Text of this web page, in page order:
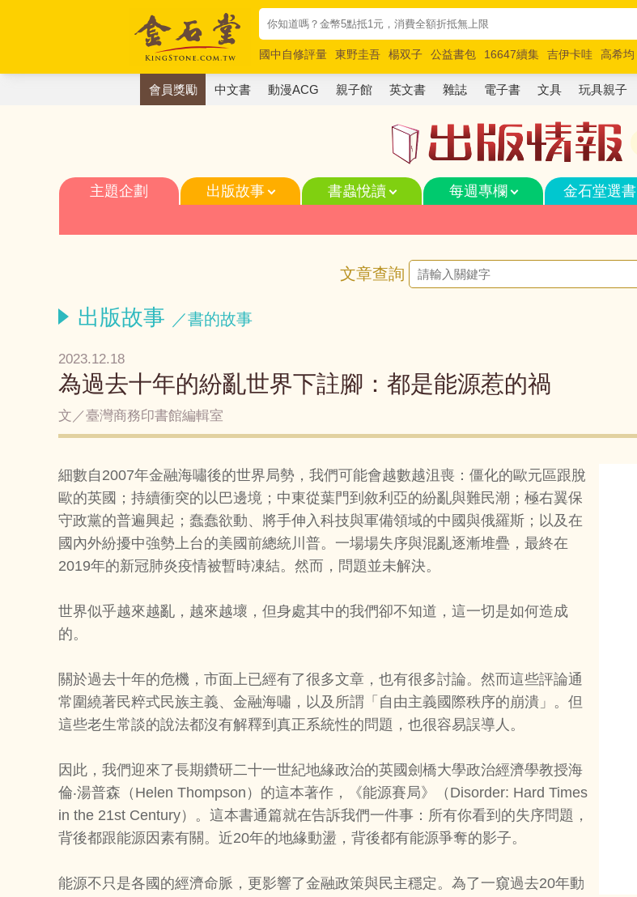
國中自修評量 東野圭吾 楊双子 公益書包 16647續集 吉伊卡哇 高希均
唯紅花綻放
奧德賽 路邊攤新作 馬斯克 玩具總動員5 超慢跑
會員獎勵 中文書 動漫ACG 親子館 英文書 雜誌 電子書 文具 玩具親子
主題企劃 出版故事 書蟲悅讀 每週專欄 金石堂選書
文章查詢
出版故事 ／書的故事
2023.12.18
為過去十年的紛亂世界下註腳：都是能源惹的禍
文／臺灣商務印書館編輯室
細數自2007年金融海嘯後的世界局勢，我們可能會越數越沮喪：僵化的歐元區跟脫
歐的英國；持續衝突的以巴邊境；中東從葉門到敘利亞的紛亂與難民潮；極右翼保
守政黨的普遍興起；蠢蠢欲動、將手伸入科技與軍備領域的中國與俄羅斯；以及在
國內外紛擾中強勢上台的美國前總統川普。一場場失序與混亂逐漸堆疊，最終在
2019年的新冠肺炎疫情被暫時凍結。然而，問題並未解決。
世界似乎越來越亂，越來越壞，但身處其中的我們卻不知道，這一切是如何造成
的。
關於過去十年的危機，市面上已經有了很多文章，也有很多討論。然而這些評論通
常圍繞著民粹式民族主義、金融海嘯，以及所謂「自由主義國際秩序的崩潰」。但
這些老生常談的說法都沒有解釋到真正系統性的問題，也很容易誤導人。
因此，我們迎來了長期鑽研二十一世紀地緣政治的英國劍橋大學政治經濟學教授海
倫‧湯普森（Helen Thompson）的這本著作，《能源賽局》（Disorder: Hard Times
in the 21st Century）。這本書通篇就在告訴我們一件事：所有你看到的失序問題，
背後都跟能源因素有關。近20年的地緣動盪，背後都有能源爭奪的影子。
能源不只是各國的經濟命脈，更影響了金融政策與民主穩定。為了一窺過去20年動